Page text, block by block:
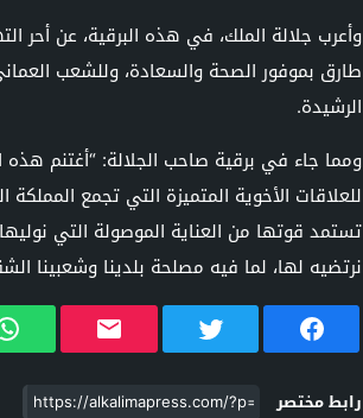
وأعرب جلالة الملك، في هذه البرقية، عن أحر
طارق بموفور الصحة والسعادة، وللشعب
الرشيدة.
ومما جاء في برقية صاحب الجلالة: “أغتنم هذه
للعلاقات الأخوية المتميزة التي تجمع
تستمد قوتها من العناية الموصولة التي
نرتضيه لها، لما فيه مصلحة بلدينا وشعبينا
رابط مختصر